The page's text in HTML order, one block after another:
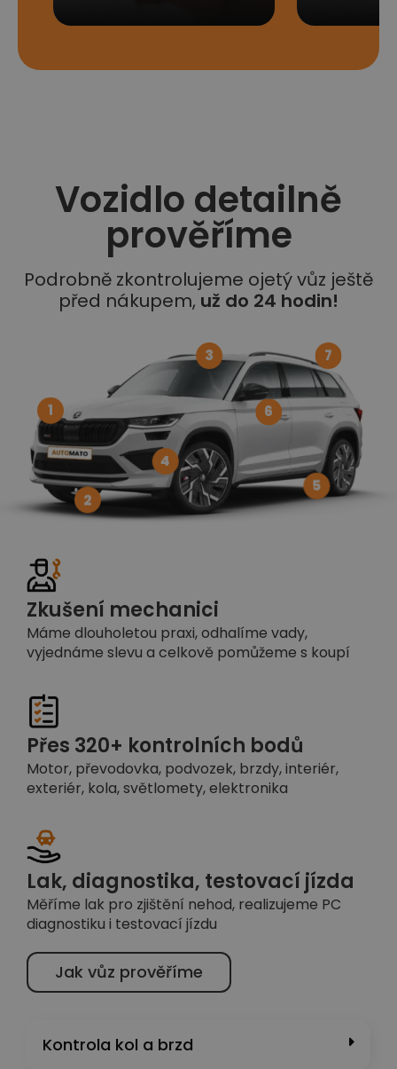
Vozidlo detailně
prověříme
Podrobně zkontrolujeme ojetý vůz ještě
před nákupem, už do 24 hodin!
Zkušení mechanici
Máme dlouholetou praxi, odhalíme vady,
vyjednáme slevu a celkově pomůžeme s koupí
Přes 320+ kontrolních bodů
Motor, převodovka, podvozek, brzdy, interiér,
exteriér, kola, světlomety, elektronika
Lak, diagnostika, testovací jízda
Měříme lak pro zjištění nehod, realizujeme PC
diagnostiku i testovací jízdu
Jak vůz prověříme
1
2
3
4
5
6
7
Kontrola kol a brzd